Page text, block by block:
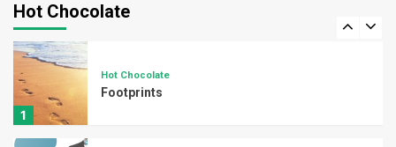
Hot Chocolate
5
1
Hot Chocolate
Footprints